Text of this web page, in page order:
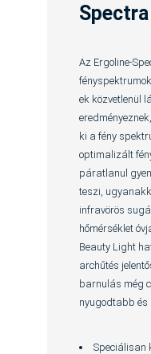
Spectra
Az Ergoline-
ek közvetlenül
ki a fény
optimalizált
páratlanul
teszi,
infravörös
hőmérséklet
Beauty Light
archűtés
barnulás még
nyugodtabb és
Speciálisan